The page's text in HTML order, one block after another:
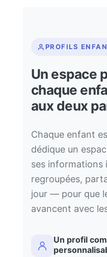
PROFILS
Un espace
chaque
aux deux
Chaque enfant
dédique un
ses
regroupées,
jour — pour que
avancent avec
Un profil